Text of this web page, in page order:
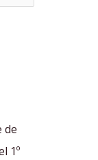
de
1º